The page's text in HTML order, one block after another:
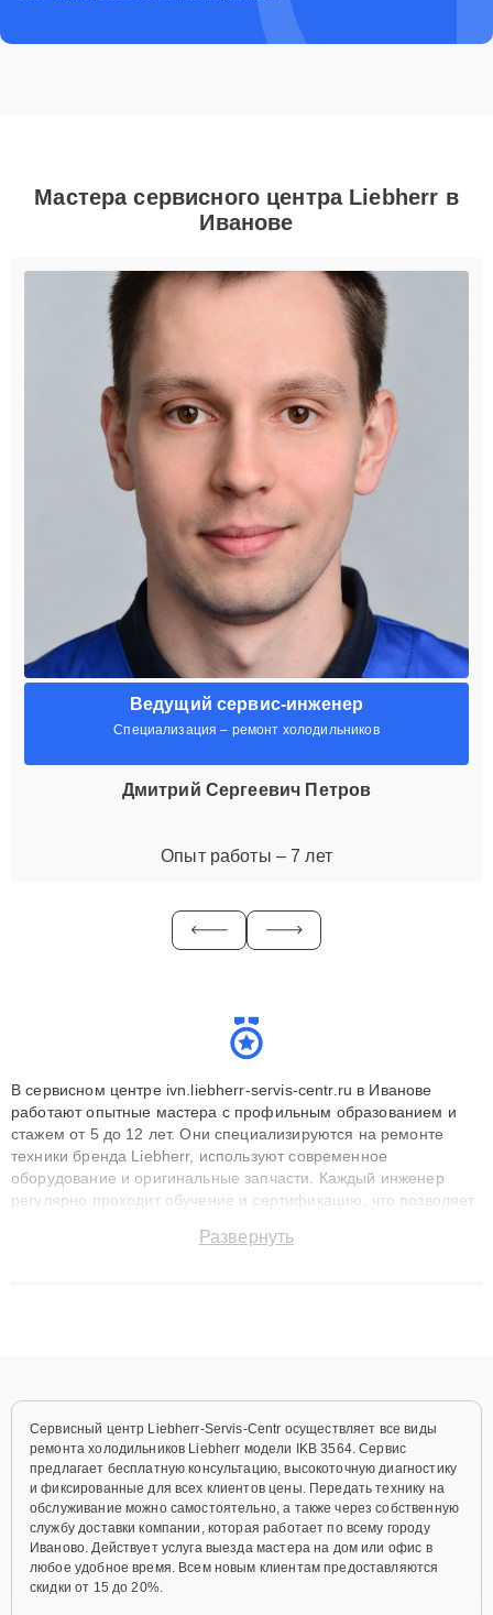
Мастера сервисного центра Liebherr в
Иванове
Ведущий сервис-инженер
Специализация – ремонт холодильников
Дмитрий Сергеевич Петров
Опыт работы – 7 лет
В сервисном центре ivn.liebherr-servis-centr.ru в Иванове
работают опытные мастера с профильным образованием и
стажем от 5 до 12 лет. Они специализируются на ремонте
техники бренда Liebherr, используют современное
оборудование и оригинальные запчасти. Каждый инженер
регулярно проходит обучение и сертификацию, что позволяет
технику с сохранением гарантии до 3 лет. Наши мастера
Развернуть
Сервисный центр Liebherr-Servis-Centr осуществляет все виды
ремонта холодильников Liebherr модели IKB 3564. Сервис
предлагает бесплатную консультацию, высокоточную диагностику
и фиксированные для всех клиентов цены. Передать технику на
обслуживание можно самостоятельно, а также через собственную
службу доставки компании, которая работает по всему городу
Иваново. Действует услуга выезда мастера на дом или офис в
любое удобное время. Всем новым клиентам предоставляются
скидки от 15 до 20%.